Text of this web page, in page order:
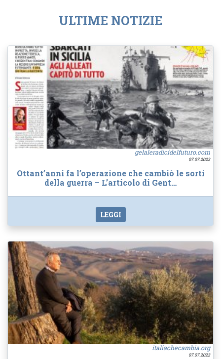
ULTIME NOTIZIE
gelaleradicidelfuturo.com
07.07.2023
Ottant’anni fa l’operazione che cambiò le sorti
della guerra – L’articolo di Gent…
LEGGI
italiachecambia.org
07.07.2023